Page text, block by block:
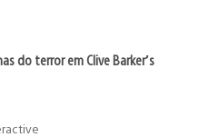
do terror em Clive Barker’s